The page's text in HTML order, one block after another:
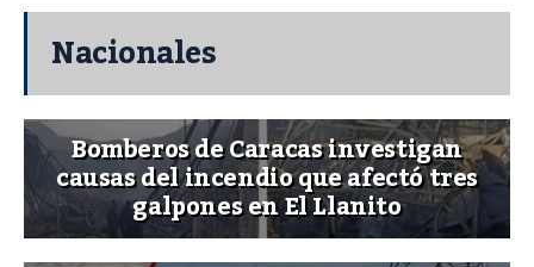
Nacionales
Bomberos de Caracas investigan
causas del incendio que afectó tres
galpones en El Llanito